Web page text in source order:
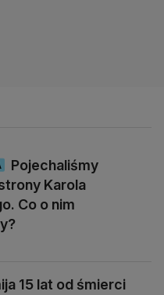
Pojechaliśmy
Karola
Co o nim
15 lat od śmierci